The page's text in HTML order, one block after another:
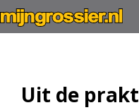
Uit de